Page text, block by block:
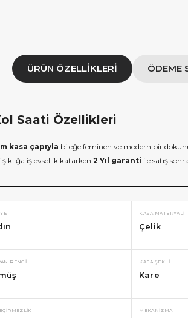
ÜRÜN ÖZELLIKLERI ÖDEME
Saati Özellikleri
kasa çapıyla bileğe feminen ve modern bir
işlevsellik katarken 2 Yıl garanti ile satış
KASA MATERYALI
Çelik
RENGI KASA ŞEKLI
Kare
MEKANIZMA